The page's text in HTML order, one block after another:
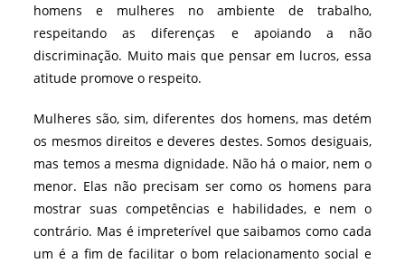
homens e mulheres no ambiente de trabalho,
respeitando as diferenças e apoiando a não
discriminação. Muito mais que pensar em lucros, essa
atitude promove o respeito.
Mulheres são, sim, diferentes dos homens, mas detém
os mesmos direitos e deveres destes. Somos desiguais,
mas temos a mesma dignidade. Não há o maior, nem o
menor. Elas não precisam ser como os homens para
mostrar suas competências e habilidades, e nem o
contrário. Mas é impreterível que saibamos como cada
um é a fim de facilitar o bom relacionamento social e